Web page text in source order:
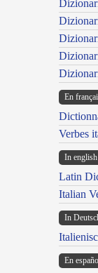
En
Verbes
In english
Latin
Italian
In
En